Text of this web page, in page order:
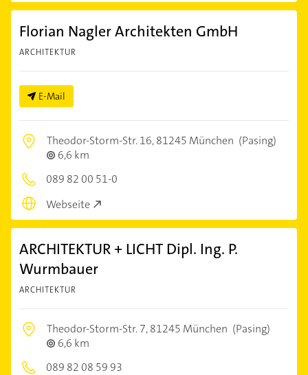
Florian Nagler Architekten GmbH
ARCHITEKTUR
E-Mail
Theodor-Storm-Str. 16,81245 München (Pasing)
6,6 km
089 82 00 51-0
Webseite
ARCHITEKTUR + LICHT Dipl. Ing. P.
Wurmbauer
ARCHITEKTUR
Theodor-Storm-Str. 7,81245 München (Pasing)
6,6 km
089 82 08 59 93